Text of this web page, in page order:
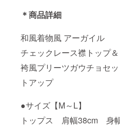
＊商品詳細
和風着物風 アーガイル
チェックレース襟トップ＆
袴風プリーツガウチョセッ
トアップ
●サイズ【M～L】
トップス 肩幅38cm 身